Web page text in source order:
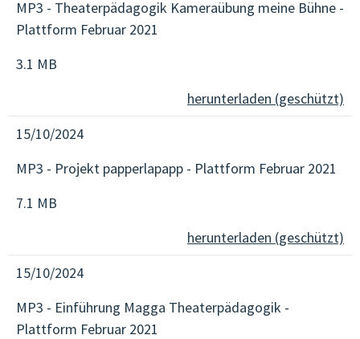
MP3 - Theaterpädagogik Kameraübung meine Bühne -
Plattform Februar 2021
3.1 MB
herunterladen (geschützt)
15/10/2024
MP3 - Projekt papperlapapp - Plattform Februar 2021
7.1 MB
herunterladen (geschützt)
15/10/2024
MP3 - Einführung Magga Theaterpädagogik -
Plattform Februar 2021